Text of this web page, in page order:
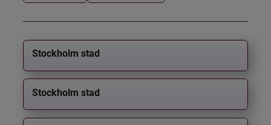
Stockholm stad
Stockholm stad